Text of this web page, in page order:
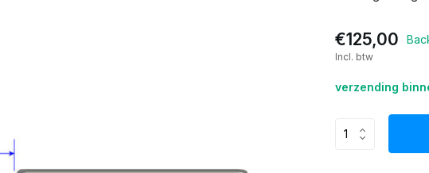
€125,00
Incl. btw
verzending